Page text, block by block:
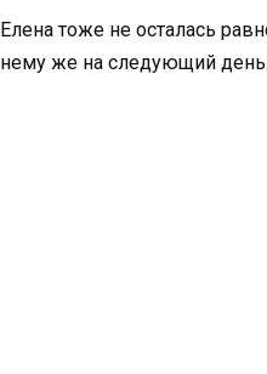
Елена тоже не осталась
нему же на следующий день.